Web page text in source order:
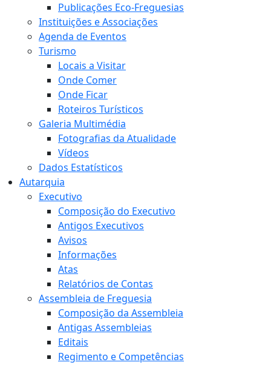
Publicações Eco-Freguesias
Instituições e Associações
Agenda de Eventos
Turismo
Locais a Visitar
Onde Comer
Onde Ficar
Roteiros Turísticos
Galeria Multimédia
Fotografias da Atualidade
Vídeos
Dados Estatísticos
Autarquia
Executivo
Composição do Executivo
Antigos Executivos
Avisos
Informações
Atas
Relatórios de Contas
Assembleia de Freguesia
Composição da Assembleia
Antigas Assembleias
Editais
Regimento e Competências